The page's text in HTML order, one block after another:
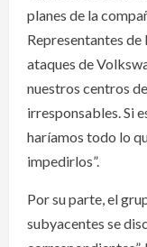
planes de la
Representantes de
ataques de
nuestros centros
irresponsables. Si
haríamos todo lo
impedirlos”.
Por su parte, el
subyacentes se